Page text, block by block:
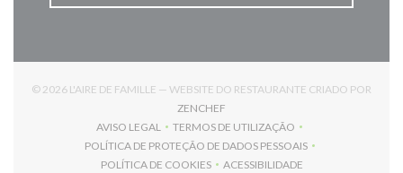
© 2026 L'AIRE DE FAMILLE — WEBSITE DO RESTAURANTE CRIADO POR
ZENCHEF
AVISO LEGAL
((ABRE NUMA NOVA JANELA))
TERMOS DE UTILIZAÇÃO
((ABRE NUMA NOVA JANELA))
POLÍTICA DE PROTEÇÃO DE DADOS PESSOAIS
((ABRE NUMA NOVA JANELA))
POLÍTICA DE COOKIES
ACESSIBILIDADE